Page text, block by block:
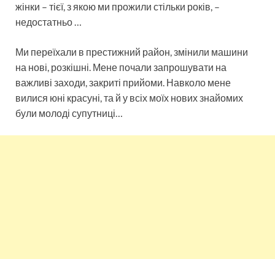
жінки – тієї, з якою ми прожили стільки років, –
недостатньо …
Ми переїхали в престижний район, змінили машини
на нові, розкішні. Мене почали запрошувати на
важливі заходи, закриті прийоми. Навколо мене
вилися юні красуні, та й у всіх моїх нових знайомих
були молоді супутниці…